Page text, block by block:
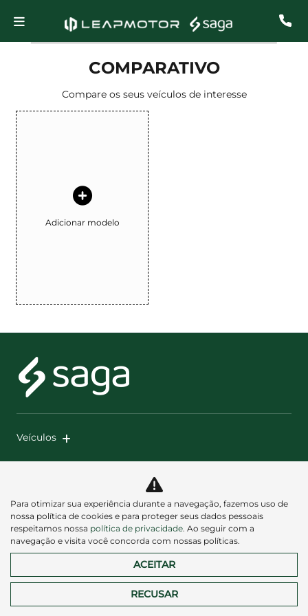
COMPARATIVO
Compare os seus veículos de interesse
Adicionar modelo
Veículos
Política de privacidade
Para otimizar sua experiência durante a navegação, fazemos uso de
nossa política de cookies e para proteger seus dados pessoais
respeitamos nossa política de privacidade. Ao seguir com a
navegação e visita você concorda com nossas políticas.
ACEITAR
RECUSAR